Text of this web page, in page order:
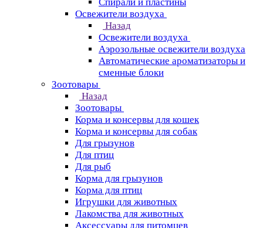
Освежители воздуха
Назад
Освежители воздуха
Аэрозольные освежители воздуха
Автоматические ароматизаторы и
сменные блоки
Зоотовары
Назад
Зоотовары
Корма и консервы для кошек
Корма и консервы для собак
Для грызунов
Для птиц
Для рыб
Корма для грызунов
Корма для птиц
Игрушки для животных
Лакомства для животных
Аксессуары для питомцев